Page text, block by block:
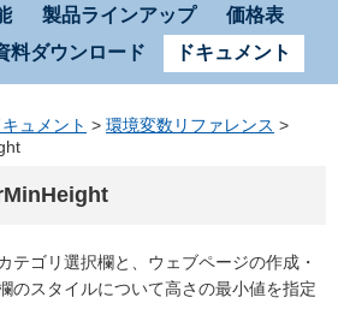
製品ラインアップ
価格表
料ダウンロード ドキュメント
キュメント > 環境変数リファレンス >
テゴリ選択欄と、ウェブページの作成・
のスタイルについて高さの最小値を指定